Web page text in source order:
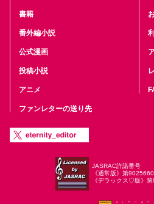
書籍
番外編小説
公式漫画
投稿小説
アニメ
ファンレターの送り先
JASRAC許諾番号
《通常版》第
《デラックス♡版》